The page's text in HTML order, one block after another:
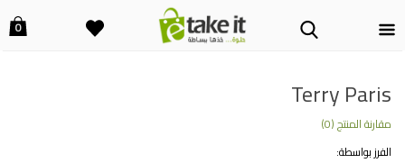
0
Terry Paris
مقارنة المنتج (0)
الفرز بواسطة: